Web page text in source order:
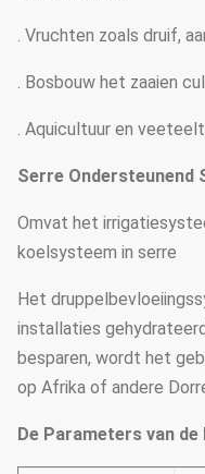
. Vruchten zoals druif,
. Bosbouw het zaaien
. Aquicultuur en veeteelt.
Serre Ondersteunend
Omvat het
koelsysteem in serre
Het
installaties
besparen, wordt het
op Afrika of andere
De Parameters van